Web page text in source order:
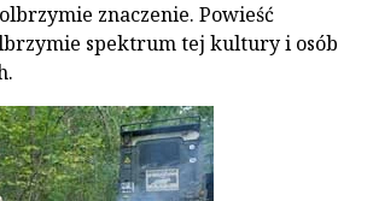
znaczenie. Powieść
spektrum tej kultury i osób